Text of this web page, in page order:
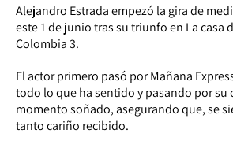
Alejandro Estrada empezó la gira de
este 1 de junio tras su triunfo en La casa
Colombia 3.
El actor primero pasó por Mañana
todo lo que ha sentido y pasando por su
momento soñado, asegurando que, se
tanto cariño recibido.